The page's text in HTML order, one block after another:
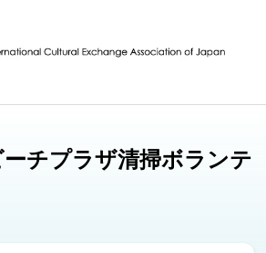
チプラザ清掃ボランテ